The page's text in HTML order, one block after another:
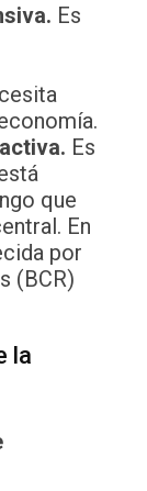
Es
Es
que
En
por
(BCR)
la